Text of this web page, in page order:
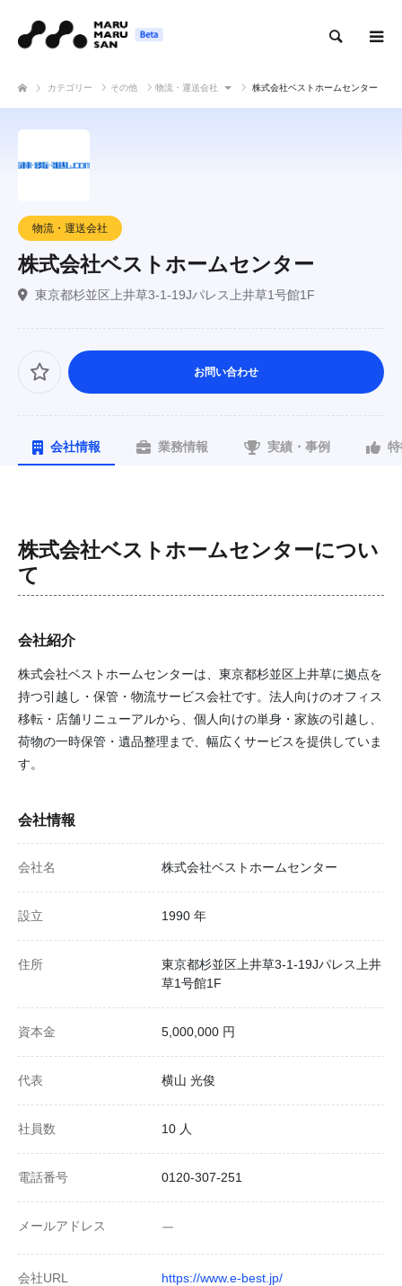
カテゴリー その他 物流・運送会社 株式会社ベストホームセンター
物流・運送会社
株式会社ベストホームセンター
東京都杉並区上井草3-1-19Jパレス上井草1号館1F
お問い合わせ
会社情報 業務情報 実績・事例
株式会社ベストホームセンターについ
て
会社紹介
株式会社ベストホームセンターは、東京都杉並区上井草に拠点を
持つ引越し・保管・物流サービス会社です。法人向けのオフィス
移転・店舗リニューアルから、個人向けの単身・家族の引越し、
荷物の一時保管・遺品整理まで、幅広くサービスを提供していま
す。
会社情報
会社名 株式会社ベストホームセンター
設立 1990 年
住所
東京都杉並区上井草3-1-19Jパレス上井
草1号館1F
資本金 5,000,000 円
代表 横山 光俊
社員数 10 人
電話番号 0120-307-251
メールアドレス ー
会社URL https://www.e-best.jp/